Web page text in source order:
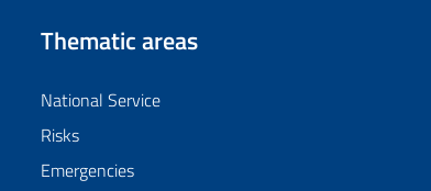
Thematic areas
National Service
Risks
Emergencies